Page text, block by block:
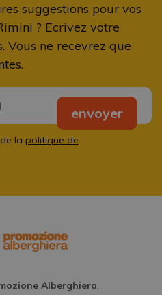
suggestions pour vos
? Ecrivez votre
Vous ne recevrez que
la politique de
envoyer
Alberghiera.